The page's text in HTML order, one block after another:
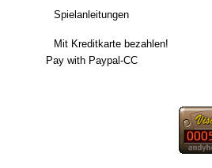
Spielanleitungen
Mit Kreditkarte bezahlen!
Pay with Paypal-CC